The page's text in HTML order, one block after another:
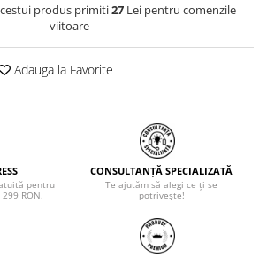
produs primiti27Lei pentru comenzile
viitoare
Adauga la Favorite
pentru
RON.
CONSULTANȚĂ SPECIALIZATĂ
Te ajutăm să alegi ce ți se
potrivește!